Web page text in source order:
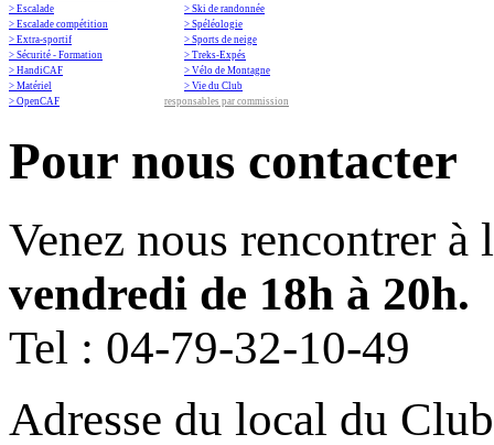
> Escalade
> Escalade compétition
> Extra-sportif
> Sécurité - Formation
> HandiCAF
> Matériel
> OpenCAF
> Ski de randonnée
> Spéléologie
> Sports de neige
> Treks-Expés
> Vélo de Montagne
> Vie du Club
responsables par commission
Pour nous contacter
Venez nous rencontrer à
vendredi de 18h à 20h.
Tel : 04-79-32-10-49
Adresse du local du